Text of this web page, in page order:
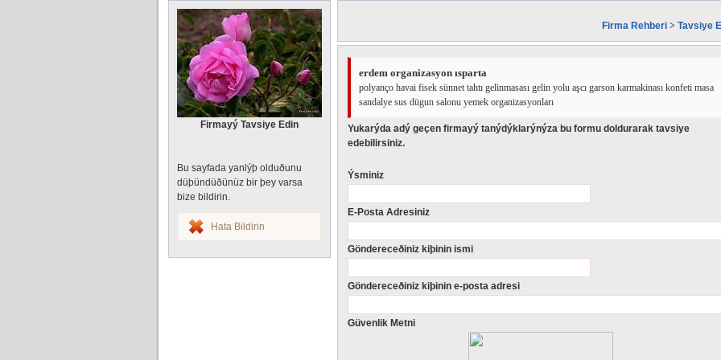
Firmayý Tavsiye Edin
Bu sayfada yanlýþ olduðunu
düþündüðünüz bir þey varsa
bize bildirin.
Hata Bildirin
Firma Rehberi > Tavsiye
erdem organizasyon ısparta
polyanço havai fisek sünnet tahtı gelinmasası gelin yolu aşcı garson karmakinası konfeti masa
sandalye sus dügun salonu yemek organizasyonları
Yukarýda adý geçen firmayý tanýdýklarýnýza bu formu doldurarak tavsiye
edebilirsiniz.
Ýsminiz
E-Posta Adresiniz
Göndereceðiniz kiþinin ismi
Göndereceðiniz kiþinin e-posta adresi
Güvenlik Metni